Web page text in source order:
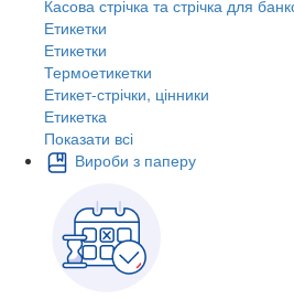
Касова стрічка та стрічка для
Етикетки
Етикетки
Термоетикетки
Етикет-стрічки, цінники
Етикетка
Показати всі
Вироби з паперу